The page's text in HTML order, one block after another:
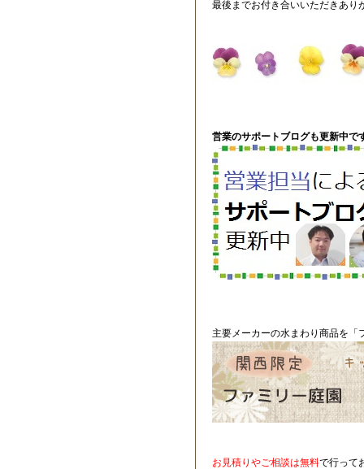
最後までお付き合いいただきあり
営業のサポートブログも更新中で
主要メーカーの水まわり商品を「
お見積りやご相談は無料で行って